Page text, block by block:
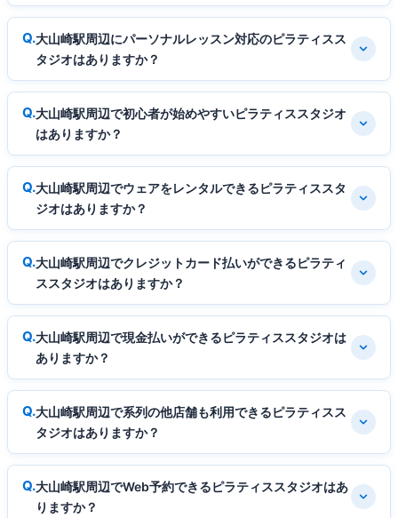
大山崎駅周辺にパーソナルレッスン対応のピラティスス
タジオはありますか？
大山崎駅周辺で初心者が始めやすいピラティススタジオ
はありますか？
大山崎駅周辺でウェアをレンタルできるピラティススタ
ジオはありますか？
大山崎駅周辺でクレジットカード払いができるピラティ
ススタジオはありますか？
大山崎駅周辺で現金払いができるピラティススタジオは
ありますか？
大山崎駅周辺で系列の他店舗も利用できるピラティスス
タジオはありますか？
大山崎駅周辺でWeb予約できるピラティススタジオはあ
りますか？